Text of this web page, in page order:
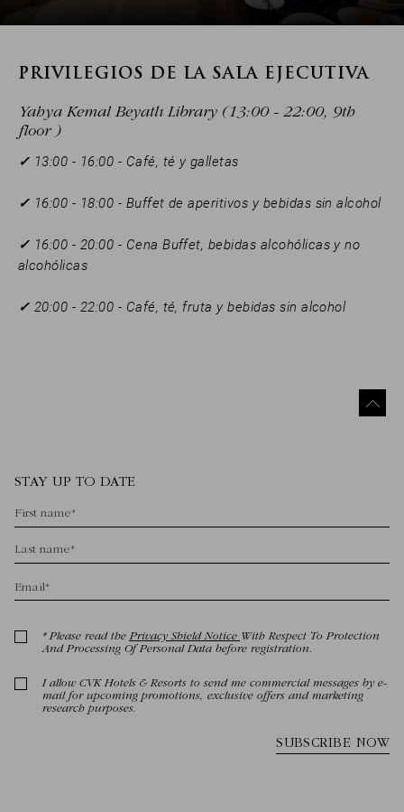
PRIVILEGIOS DE LA SALA EJECUTIVA
Yahya Kemal Beyatlı Library (13:00 - 22:00, 9th
floor )
✓ 13:00 - 16:00 - Café, té y galletas
✓ 16:00 - 18:00 - Buffet de aperitivos y bebidas sin alcohol
✓ 16:00 - 20:00 - Cena Buffet, bebidas alcohólicas y no
alcohólicas
✓ 20:00 - 22:00 - Café, té, fruta y bebidas sin alcohol